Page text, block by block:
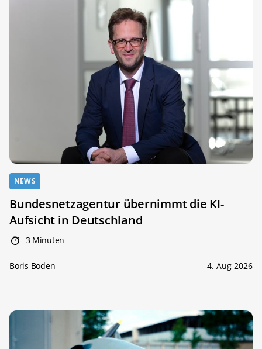
NEWS
Bundesnetzagentur übernimmt die KI-
Aufsicht in Deutschland
3 Minuten
Boris Boden 4. Aug 2026